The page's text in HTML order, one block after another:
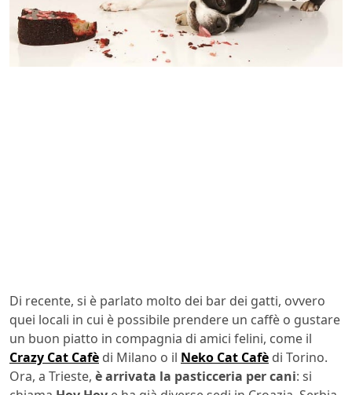
Di recente, si è parlato molto dei bar dei gatti, ovvero
quei locali in cui è possibile prendere un caffè o gustare
un buon piatto in compagnia di amici felini, come il
Crazy Cat Cafè di Milano o il Neko Cat Cafè di Torino.
Ora, a Trieste, è arrivata la pasticceria per cani: si